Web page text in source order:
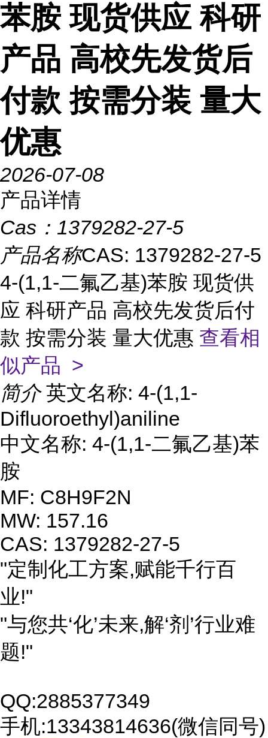
苯胺 现货供应 科研
产品 高校先发货后
付款 按需分装 量大
优惠
2026-07-08
产品详情
Cas： 1379282-27-5
产品名称CAS: 1379282-27-5
4-(1,1-二氟乙基)苯胺 现货供
应 科研产品 高校先发货后付
款 按需分装 量大优惠 查看相
似产品 >
简介 英文名称: 4-(1,1-
Difluoroethyl)aniline
中文名称: 4-(1,1-二氟乙基)苯
胺
MF: C8H9F2N
MW: 157.16
CAS: 1379282-27-5
"定制化工方案,赋能千行百
业!"
"与您共‘化’未来,解‘剂’行业难
题!"
QQ:2885377349
手机:13343814636(微信同号)